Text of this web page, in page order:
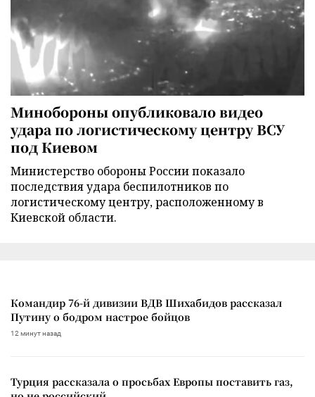
Минобороны опубликовало видео
удара по логистическому центру ВСУ
под Киевом
Министерство обороны России показало
последствия удара беспилотников по
логистическому центру, расположенному в
Киевской области.
Командир 76-й дивизии ВДВ Шихабидов рассказал
Путину о бодром настрое бойцов
12 минут назад
Турция рассказала о просьбах Европы поставить газ,